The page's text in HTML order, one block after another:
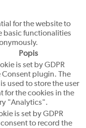
for the website to
basic functionalities
Popis
is set by GDPR
Consent plugin. The
used to store the user
for the cookies in the
"Analytics".
is set by GDPR
to record the